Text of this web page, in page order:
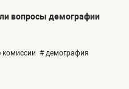
вопросы демографии
комиссии # демография